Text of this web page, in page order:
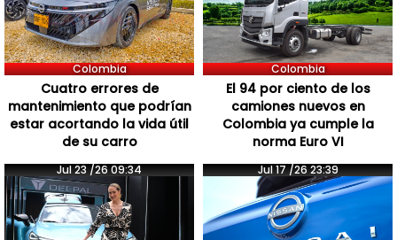
Colombia
Cuatro errores de
mantenimiento que podrían
estar acortando la vida útil
de su carro
Colombia
El 94 por ciento de los
camiones nuevos en
Colombia ya cumple la
norma Euro VI
Jul 23 /26 09:34 Jul 17 /26 23:39